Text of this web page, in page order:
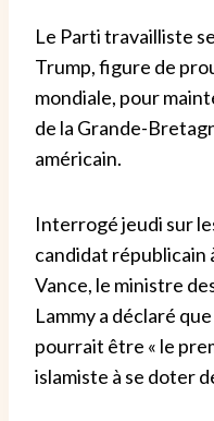
Le Parti travailliste
Trump, figure de
mondiale, pour
de la Grande-
américain.
Interrogé jeudi sur
candidat républicain
Vance, le ministre
Lammy a déclaré
pourrait être « le
islamiste à se doter